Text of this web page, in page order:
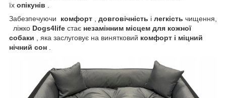
їх опікунів
Забезпечуючи комфорт довговічність і легкість чищення,
ліжко Dogs4life стає незамінним місцем для кожної
собаки , яка заслуговує на винятковий комфорт і міцний
нічний сон